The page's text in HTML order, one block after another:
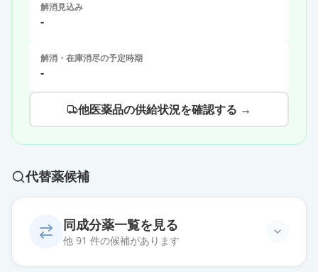
解消見込み
-
解消・在庫消尽の予定時期
-
他医薬品の供給状況を確認する →
代替薬候補
同成分薬一覧を見る
他 91 件の候補があります